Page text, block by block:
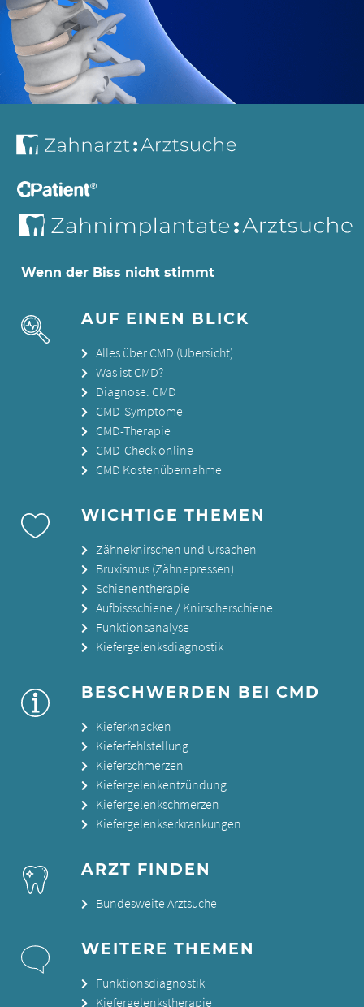
Wenn der Biss nicht stimmt
AUF EINEN BLICK
Alles über CMD (Übersicht)
Was ist CMD?
Diagnose: CMD
CMD-Symptome
CMD-Therapie
CMD-Check online
CMD Kostenübernahme
WICHTIGE THEMEN
Zähneknirschen und Ursachen
Bruxismus (Zähnepressen)
Schienentherapie
Aufbissschiene / Knirscherschiene
Funktionsanalyse
Kiefergelenksdiagnostik
BESCHWERDEN BEI CMD
Kieferknacken
Kieferfehlstellung
Kieferschmerzen
Kiefergelenkentzündung
Kiefergelenkschmerzen
Kiefergelenkserkrankungen
ARZT FINDEN
Bundesweite Arztsuche
WEITERE THEMEN
Funktionsdiagnostik
Kiefergelenkstherapie